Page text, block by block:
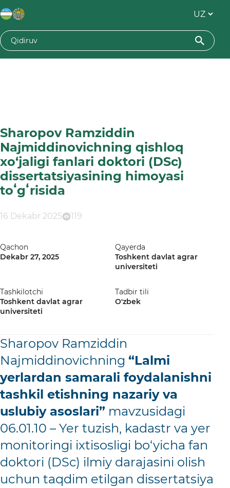
Sharopov Ramziddin
Najmiddinovichning qishloq
xo‘jaligi fanlari doktori (DSc)
dissertatsiyasining himoyasi
toʻgʻrisida
16 Dekabr 2025 119
Sharopov Ramziddin
Najmiddinovichning “Lalmi
yerlardan samarali foydalanishni
tashkil etishning nazariy va
uslubiy asoslari” mavzusidagi
06.01.10 – Yer tuzish, kadastr va yеr
monitoringi ixtisosligi bo‘yicha fan
doktori (DSc) ilmiy darajasini olish
uchun taqdim etilgan dissertatsiya
Qachon
Dekabr 27, 2025
Qayerda
Toshkent davlat agrar
universiteti
Tashkilotchi
Toshkent davlat agrar
universiteti
Tadbir tili
O'zbek